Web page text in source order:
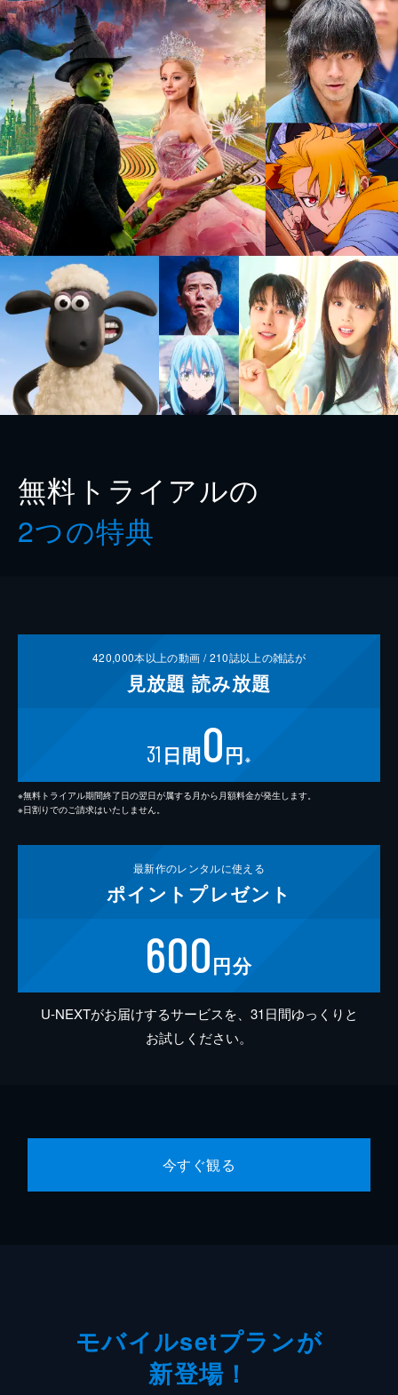
無料トライアルの
2つの特典
420,000本以上の動画 /210誌以上の雑誌が
見放題 読み放題
31 日間0円 ※
※無料トライアル期間終了日の翌日が属する月から月額料金が発生します。
※日割りでのご請求はいたしません。
最新作のレンタルに使える
ポイント プレゼント
600円分
U-NEXTがお届けするサービスを、31日間ゆっくりと
お試しください。
今すぐ観る
モバイルsetプランが
新登場！